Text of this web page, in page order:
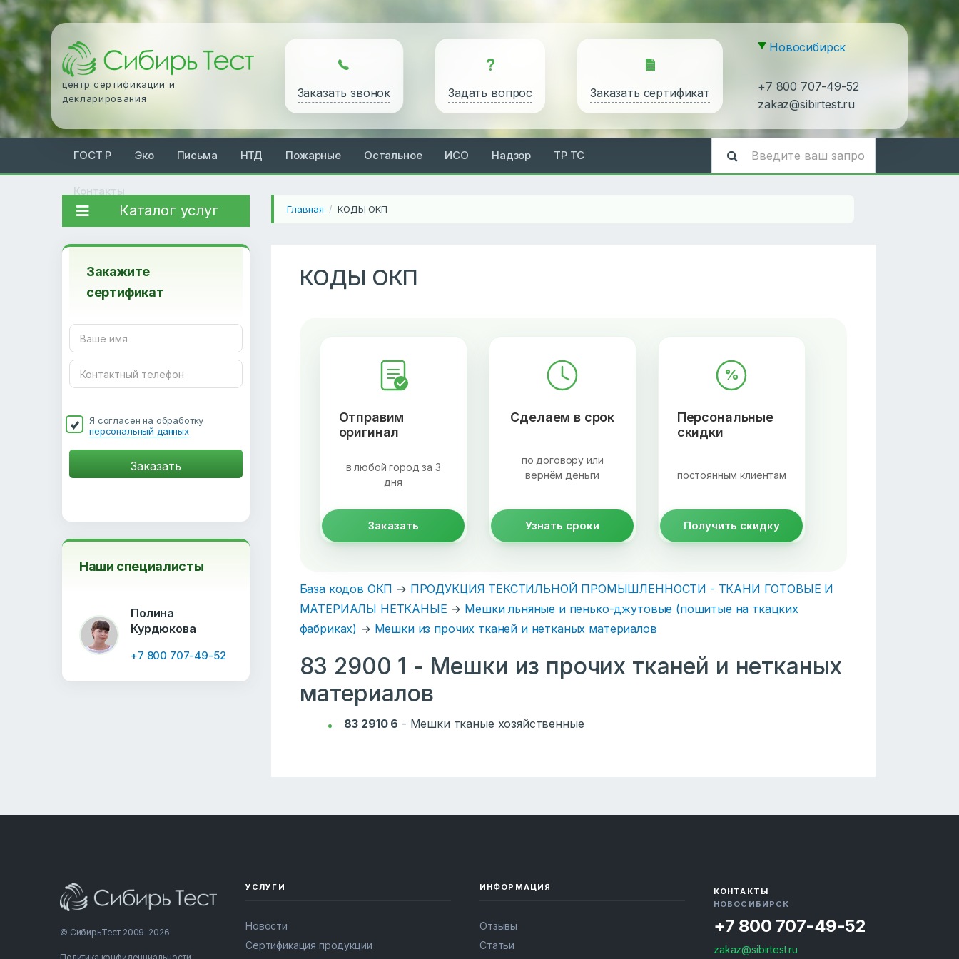
центр сертификации и
декларирования
Заказать звонок Задать вопрос Заказать сертификат
Новосибирск
+7 800 707-49-52
zakaz@sibirtest.ru
ГОСТ Р Эко Письма НТД Пожарные Остальное ИСО Надзор ТР ТС
Контакты
Каталог услуг
Закажите
сертификат
Я согласен на обработку
персональный данных
Наши специалисты
Полина
Курдюкова
+7 800 707-49-52
Главная / КОДЫ ОКП
КОДЫ ОКП
Отправим
оригинал
в любой город за 3
дня
Заказать
Сделаем в срок
по договору или
вернём деньги
Узнать сроки
%
Персональные
скидки
постоянным клиентам
Получить скидку
База кодов ОКП → ПРОДУКЦИЯ ТЕКСТИЛЬНОЙ ПРОМЫШЛЕННОСТИ - ТКАНИ ГОТОВЫЕ И
МАТЕРИАЛЫ НЕТКАНЫЕ → Мешки льняные и пенько-джутовые (пошитые на ткацких
фабриках) → Мешки из прочих тканей и нетканых материалов
83 2900 1 - Мешки из прочих тканей и нетканых
материалов
83 2910 6 - Мешки тканые хозяйственные
© СибирьТест 2009–2026
Политика конфиденциальности
УСЛУГИ
Новости
Сертификация продукции
ИНФОРМАЦИЯ
Отзывы
Статьи
КОНТАКТЫ
НОВОСИБИРСК
+7 800 707-49-52
zakaz@sibirtest.ru